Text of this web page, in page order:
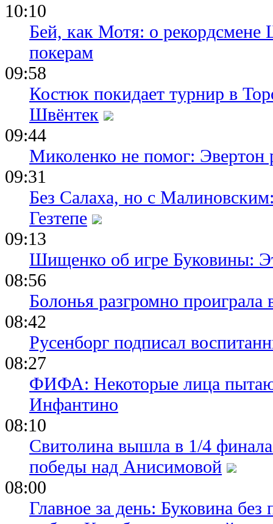
10:10
Бей, как Мотя: о рекордсмене
покерам
09:58
Костюк покидает турнир в
Швёнтек
09:44
Миколенко не помог: Эвертон
09:31
Без Салаха, но с
Гезтепе
09:13
Шищенко об игре Буковины:
08:56
Болонья разгромно
08:42
Русенборг подписал
08:27
ФИФА: Некоторые лица
Инфантино
08:10
Свитолина вышла в 1/4
победы над Анисимовой
08:00
Главное за день: Буковина